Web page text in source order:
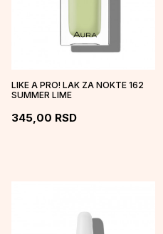
LIKE A PRO! LAK ZA NOKTE 162
SUMMER LIME
345,00 RSD